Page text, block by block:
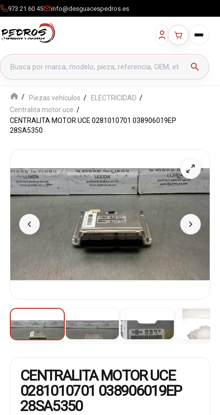
973 21 60 45 info@desguacespedros.es
Buscar productos
search
Piezas vehículos
ELECTRICIDAD
Centralita motor uce
CENTRALITA MOTOR UCE 0281010701 038906019EP
28SA5350
CENTRALITA MOTOR UCE
0281010701 038906019EP
28SA5350